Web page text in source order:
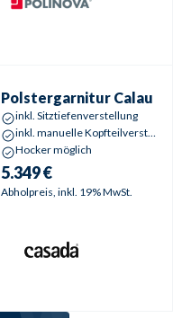
Polstergarnitur Calau
inkl. Sitztiefenverstellung
inkl. manuelle Kopfteilverstellungen
Hocker möglich
5.349 €
Abholpreis, inkl. 19% MwSt.